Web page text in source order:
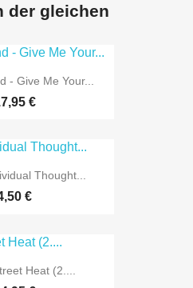
der gleichen
- Give Me Your...
€
Thought...
€
Heat (2....